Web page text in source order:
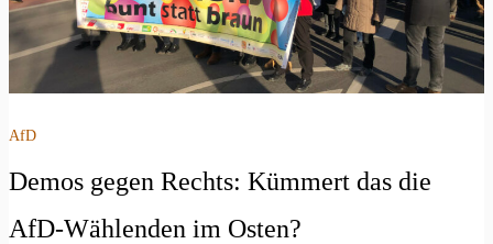
AfD
Demos gegen Rechts: Kümmert das die
AfD-Wählenden im Osten?